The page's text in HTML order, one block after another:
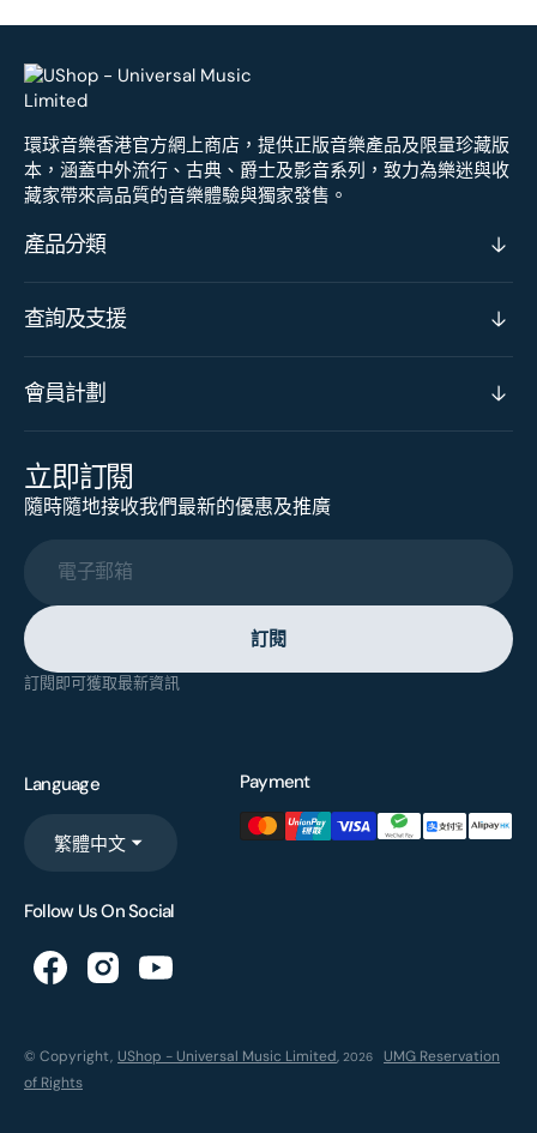
環球音樂香港官方網上商店，提供正版音樂產品及限量珍藏版
本，涵蓋中外流行、古典、爵士及影音系列，致力為樂迷與收
藏家帶來高品質的音樂體驗與獨家發售。
產品分類
查詢及支援
會員計劃
立即訂閱
隨時隨地接收我們最新的優惠及推廣
電子郵箱
訂閱
訂閱即可獲取最新資訊
Language
繁體中文
Payment
Follow Us On Social
© Copyright, UShop - Universal Music Limited, 2026
UMG Reservation
of Rights